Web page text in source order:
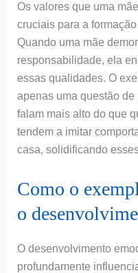
Os valores que uma
cruciais para a
Quando uma mãe
responsabilidade, ela
essas qualidades. O
apenas uma questão
falam mais alto do que
tendem a imitar
casa, solidificando
Como o
o
O desenvolvimento
profundamente